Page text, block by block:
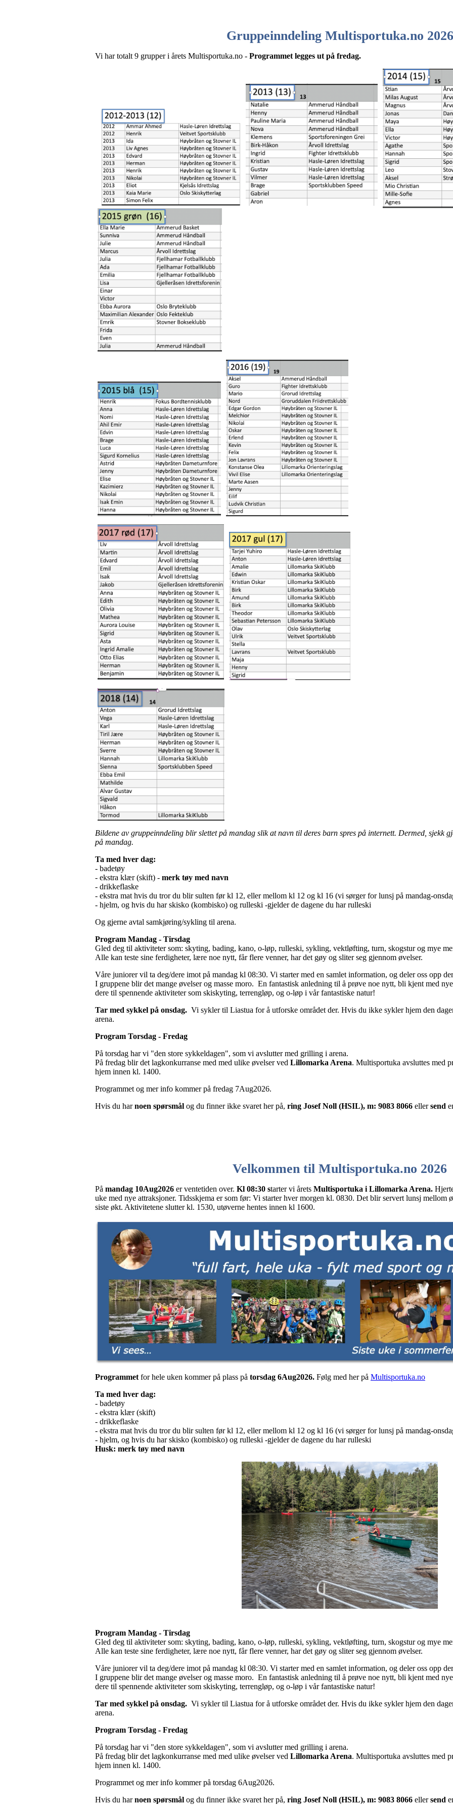
Gruppeinndeling Multisportuka.no 2026
Vi har totalt 9 grupper i årets Multisportuka.no - Programmet legges ut på fredag.
Bildene av gruppeinndeling blir slettet på mandag slik at navn til deres barn spres på internett. Dermed, sjekk
på mandag.
Ta med hver dag:
- badetøy
- ekstra klær (skift) - merk tøy med navn
- drikkeflaske
- ekstra mat hvis du tror du blir sulten før kl 12, eller mellom kl 12 og kl 16 (vi sørger for lunsj på mandag-
- hjelm, og hvis du har skisko (kombisko) og rulleski -gjelder de dagene du har rulleski
Og gjerne avtal samkjøring/sykling til arena.
Program Mandag - Tirsdag
Gled deg til aktiviteter som: skyting, bading, kano, o-løp, rulleski, sykling, vektløfting, turn, skogstur og mye
Alle kan teste sine ferdigheter, lære noe nytt, får flere venner, har det gøy og sliter seg gjennom øvelser.
Våre juniorer vil ta deg/dere imot på mandag kl 08:30. Vi starter med en samlet information, og deler oss opp
I gruppene blir det mange øvelser og masse moro. En fantastisk anledning til å prøve noe nytt, bli kjent med
dere til spennende aktiviteter som skiskyting, terrengløp, og o-løp i vår fantastiske natur!
Tar med sykkel på onsdag. Vi sykler til Liastua for å utforske området der. Hvis du ikke sykler hjem den
arena.
Program Torsdag - Fredag
På torsdag har vi "den store sykkeldagen", som vi avslutter med grilling i arena.
På fredag blir det lagkonkurranse med med ulike øvelser ved Lillomarka Arena. Multisportuka avsluttes med
hjem innen kl. 1400.
Programmet og mer info kommer på fredag 7Aug2026.
Hvis du harnoen spørsmål og du finner ikke svaret her på, ring Josef Noll (HSIL), m: 9083 8066 ellersend
Velkommen til Multisportuka.no 2026
På mandag 10Aug2026 er ventetiden over. Kl 08:30 starter vi årets Multisportuka i Lillomarka Arena.
uke med nye attraksjoner. Tidsskjema er som før: Vi starter hver morgen kl. 0830. Det blir servert lunsj mellom
siste økt. Aktivitetene slutter kl. 1530, utøverne hentes innen kl 1600.
Programmet for hele uken kommer på plass på torsdag 6Aug2026. Følg med her på Multisportuka.no
Ta med hver dag:
- badetøy
- ekstra klær (skift)
- drikkeflaske
- ekstra mat hvis du tror du blir sulten før kl 12, eller mellom kl 12 og kl 16 (vi sørger for lunsj på mandag-
- hjelm, og hvis du har skisko (kombisko) og rulleski -gjelder de dagene du har rulleski
Husk: merk tøy med navn
Program Mandag - Tirsdag
Gled deg til aktiviteter som: skyting, bading, kano, o-løp, rulleski, sykling, vektløfting, turn, skogstur og mye
Alle kan teste sine ferdigheter, lære noe nytt, får flere venner, har det gøy og sliter seg gjennom øvelser.
Våre juniorer vil ta deg/dere imot på mandag kl 08:30. Vi starter med en samlet information, og deler oss opp
I gruppene blir det mange øvelser og masse moro. En fantastisk anledning til å prøve noe nytt, bli kjent med
dere til spennende aktiviteter som skiskyting, terrengløp, og o-løp i vår fantastiske natur!
Tar med sykkel på onsdag. Vi sykler til Liastua for å utforske området der. Hvis du ikke sykler hjem den
arena.
Program Torsdag - Fredag
På torsdag har vi "den store sykkeldagen", som vi avslutter med grilling i arena.
På fredag blir det lagkonkurranse med med ulike øvelser ved Lillomarka Arena. Multisportuka avsluttes med
hjem innen kl. 1400.
Programmet og mer info kommer på torsdag 6Aug2026.
Hvis du harnoen spørsmål og du finner ikke svaret her på, ring Josef Noll (HSIL), m: 9083 8066 ellersend